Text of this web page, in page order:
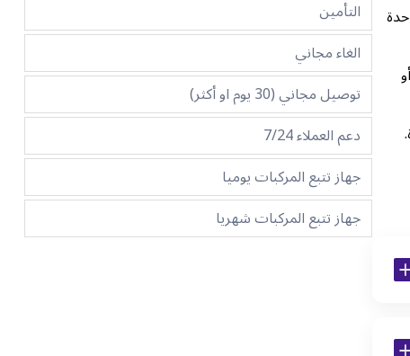
التأمين
الغاء مجاني
توصيل مجاني (30 يوم او أكثر)
دعم العملاء 7/24
جهاز تتبع المركبات يوميا
جهاز تتبع المركبات شهريا